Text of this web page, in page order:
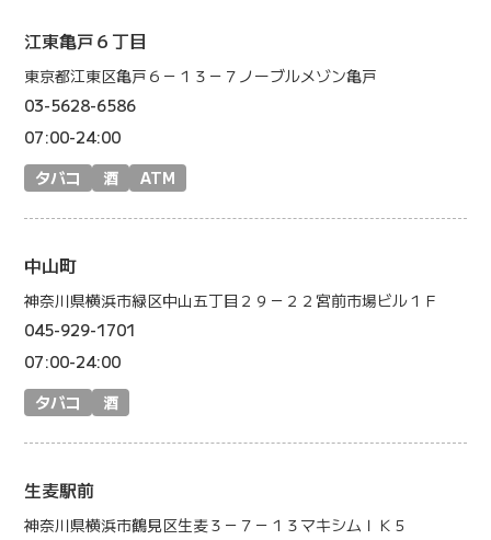
江東亀戸６丁目
東京都江東区亀戸６－１３－７ノーブルメゾン亀戸
03-5628-6586
07:00-24:00
タバコ
酒 ATM
中山町
神奈川県横浜市緑区中山五丁目２９－２２宮前市場ビル１Ｆ
045-929-1701
07:00-24:00
タバコ
酒
生麦駅前
神奈川県横浜市鶴見区生麦３－７－１３マキシムＩＫ５